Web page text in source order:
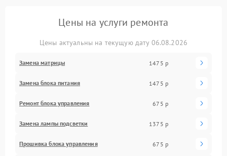
Цены на услуги ремонта
Цены актуальны на текущую дату 06.08.2026
Замена матрицы 1475 р
Замена блока питания 1475 р
Ремонт блока управления 675 р
Замена лампы подсветки 1375 р
Прошивка блока управления 675 р